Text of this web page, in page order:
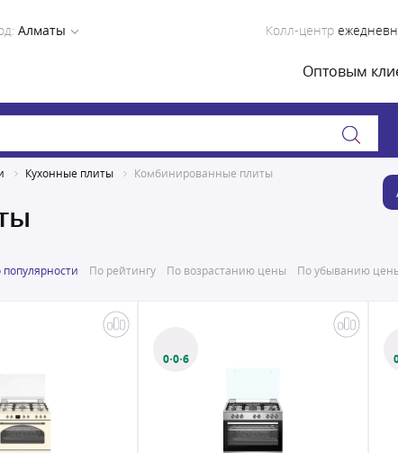
Алматы Колл-центр
Оптовым
Кухонные плиты Комбинированные плиты
популярности По рейтингу По возрастанию цены По убыванию
0·0·6